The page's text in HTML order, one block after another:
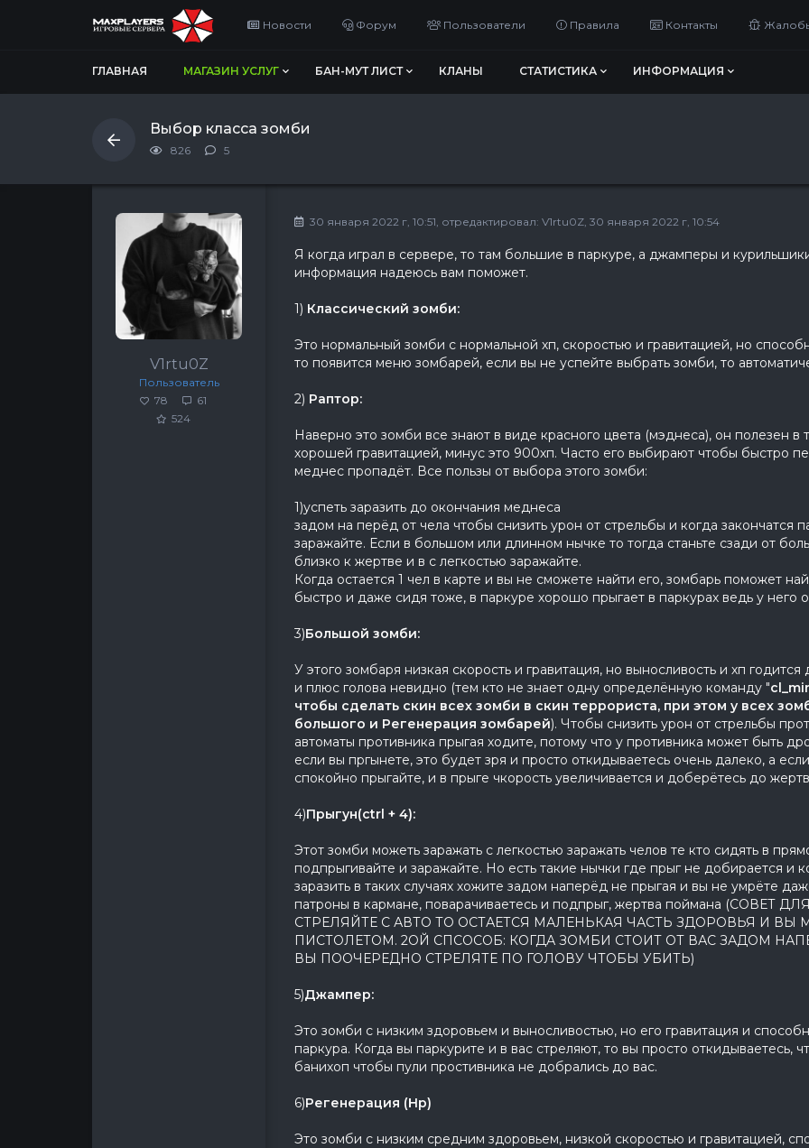
Новости Форум Пользователи Правила Контакты
ГЛАВНАЯ МАГАЗИН УСЛУГ БАН-МУТ ЛИСТ КЛАНЫ СТАТИСТИКА ИНФОРМАЦИЯ
Выбор класса зомби
826 5
V1rtu0Z
Пользователь
78
61
524
30 января 2022 г, 10:51, отредактировал: V1rtu0Z, 30 января 2022 г, 10:54
Я когда играл в сервере, то там большие в паркуре, а джамперы и
информация надеюсь вам поможет.
1) Классический зомби:
Это нормальный зомби с нормальной хп, скоростью и гравитацией, но
то появится меню зомбарей, если вы не успейте выбрать зомби, то
2) Раптор:
Наверно это зомби все знают в виде красного цвета (мэднеса), он полезен в
хорошей гравитацией, минус это 900хп. Часто его выбирают чтобы быстро
меднес пропадёт. Все пользы от выбора этого зомби:
1)успеть заразить до окончания меднеса 2)если
задом на перёд от чела чтобы снизить урон от стрельбы и когда закончатся
заражайте. Если в большом или длинном нычке то тогда станьте сзади от
близко к жертве и в с
Когда остается 1 чел в карте и вы не сможете найти его, зомбарь поможет
быстро и даже сидя тоже, в паркуре хорошо прыгает в паркурах ведь у него
3)Большой зомби:
У этого зомбаря низкая скорость и гравитация, но выносливость и хп
и плюс голова невидно (тем кто не знает одну определённую команду "
чтобы сделать скин всех зомби в скин террориста, при этом у всех
большого и Регенерация зомбарей). Чтобы снизить урон от стрельбы
автоматы противника прыгая ходите, потому что у противника может быть
если вы пргынете, это будет зря и просто откидываетесь очень далеко, а
спокойно прыгайте, и в прыге чкорость увеличивается и доберётесь до
4)Прыгун(ctrl + 4):
Этот зомби можеть заражать с легкостью заражать челов те кто сидять в
подпрыгивайте и заражайте. Но есть такие нычки где прыг не добирается и
заразить в таких случаях хожите задом наперёд не прыгая и вы не умрёте
патроны в кармане, поварачиваетесь и подпрыг, жертва поймана
СТРЕЛЯЙТЕ С АВТО ТО ОСТАЕТСЯ МАЛЕНЬКАЯ ЧАСТЬ ЗДОРОВЬЯ И
ПИСТОЛЕТОМ. 2ОЙ СПСОСОБ: КОГДА ЗОМБИ СТОИТ ОТ ВАС ЗАДОМ
ВЫ ПООЧЕРЕДНО СТРЕЛЯТЕ ПО ГОЛОВУ ЧТОБЫ УБИТЬ)
5)Джампер:
Это зомби с низким здоровьем и выносливостью, но его гравитация и
паркура. Когда вы паркурите и в вас стреляют, то вы просто откидываетесь,
банихоп чтобы пули простивника не добрались до вас.
6)Регенерация (Hp)
Это зомби с низким средним здоровьем, низкой скоростью и гравитацией,